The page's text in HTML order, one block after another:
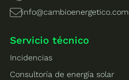
info@cambioenergetico.com
Servicio técnico
Incidencias
Consultoría de energía solar